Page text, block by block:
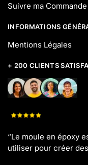
Suivre ma Commande
INFORMATIONS
Mentions Légales
+ 200 CLIENTS
“Le moule en époxy
utiliser pour créer